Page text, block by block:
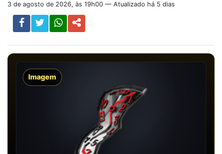
3 de agosto de 2026, às 19h00 — Atualizado há 5 dias
Imagem